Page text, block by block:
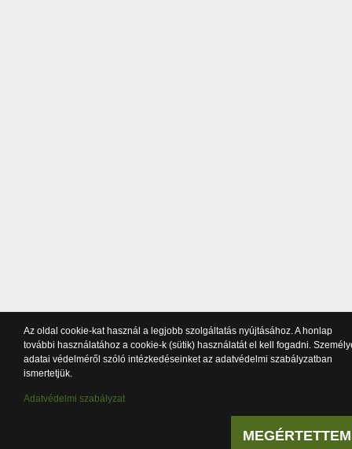
Az oldal cookie-kat használ a legjobb szolgáltatás nyújtásához. A honlap
további használatához a cookie-k (sütik) használatát el kell fogadni.
adatai védelméről szóló intézkedéseinket az adatvédelmi szabályzatban
ismertetjük.
Adatvédelmi szabályzat
MEGÉRTETTEM